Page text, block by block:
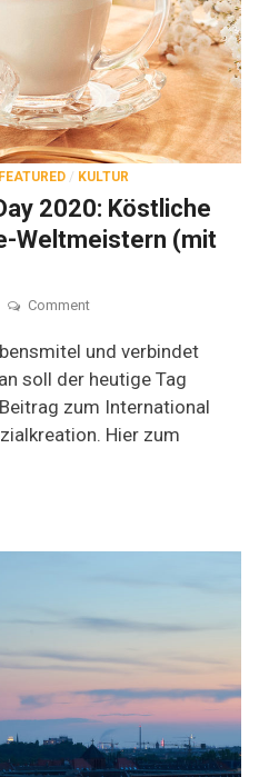
FEATURED / KULTUR
2020: Köstliche
Weltmeistern (mit
Commenton
2020:
Köstliche
von
und verbindet
soll der heutige Tag
zum International
Hier zum